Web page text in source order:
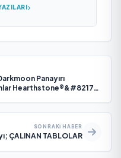
Panayırı
Hearthstone®&#8217;a
SONRAKI HABER
ÇALINAN TABLOLAR